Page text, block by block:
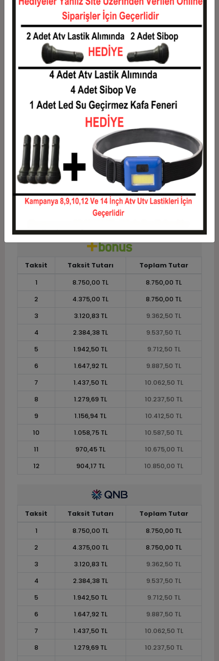
Taksit Tutarı
Toplam Tutar
1
8.750,00 TL
8.750,00 TL
4.375,00 TL
8.750,00 TL
3
3.120,83 TL
9.362,50 TL
2.384,38 TL
1.942,50 TL
9.712,50 TL
1.647,92 TL
7
1.437,50 TL
10.062,50 TL
8
1.279,69 TL
10.237,50 TL
9
1.156,94 TL
10.412,50 TL
10
1.058,75 TL
10.587,50 TL
11
970,45 TL
10.675,00 TL
904,17 TL
Taksit Taksit Tutarı
Toplam Tutar
1
8.750,00 TL
8.750,00 TL
2
4.375,00 TL
8.750,00 TL
3
3.120,83 TL
9.362,50 TL
4
2.384,38 TL
9.537,50 TL
5
1.942,50 TL
9.712,50 TL
6
1.647,92 TL
9.887,50 TL
7
1.437,50 TL
10.062,50 TL
8
1.279,69 TL
10.237,50 TL
9
1.156,94 TL
10.412,50 TL
10
1.058,75 TL
10.587,50 TL
11
970,45 TL
10.675,00 TL
12
904,17 TL 10.850,00 TL
Taksit Taksit Tutarı
Toplam Tutar
1
8.750,00 TL
8.750,00 TL
2
4.375,00 TL
8.750,00 TL
3
3.120,83 TL
9.362,50 TL
4
2.384,38 TL
9.537,50 TL
5
1.942,50 TL
9.712,50 TL
6
1.647,92 TL
9.887,50 TL
7
1.437,50 TL
10.062,50 TL
8
1.279,69 TL
10.237,50 TL